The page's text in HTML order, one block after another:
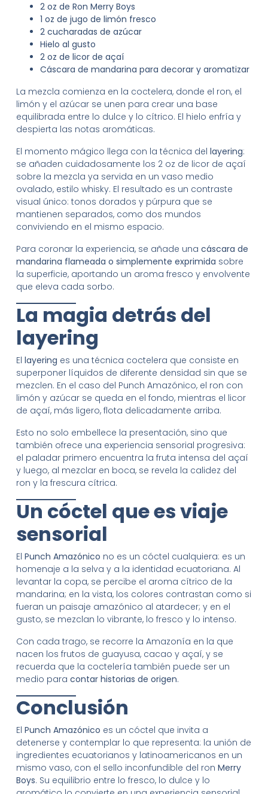
2 oz de Ron Merry Boys
1 oz de jugo de limón fresco
2 cucharadas de azúcar
Hielo al gusto
2 oz de licor de açaí
Cáscara de mandarina para decorar y aromatizar
La mezcla comienza en la coctelera, donde el ron, el
limón y el azúcar se unen para crear una base
equilibrada entre lo dulce y lo cítrico. El hielo enfría y
despierta las notas aromáticas.
El momento mágico llega con la técnica del layering:
se añaden cuidadosamente los 2 oz de licor de açaí
sobre la mezcla ya servida en un vaso medio
ovalado, estilo whisky. El resultado es un contraste
visual único: tonos dorados y púrpura que se
mantienen separados, como dos mundos
conviviendo en el mismo espacio.
Para coronar la experiencia, se añade una cáscara de
mandarina flameada o simplemente exprimida sobre
la superficie, aportando un aroma fresco y envolvente
que eleva cada sorbo.
La magia detrás del
layering
El layering es una técnica coctelera que consiste en
superponer líquidos de diferente densidad sin que se
mezclen. En el caso del Punch Amazónico, el ron con
limón y azúcar se queda en el fondo, mientras el licor
de açaí, más ligero, flota delicadamente arriba.
Esto no solo embellece la presentación, sino que
también ofrece una experiencia sensorial progresiva:
el paladar primero encuentra la fruta intensa del açaí
y luego, al mezclar en boca, se revela la calidez del
ron y la frescura cítrica.
Un cóctel que es viaje
sensorial
El Punch Amazónico no es un cóctel cualquiera: es un
homenaje a la selva y a la identidad ecuatoriana. Al
levantar la copa, se percibe el aroma cítrico de la
mandarina; en la vista, los colores contrastan como si
fueran un paisaje amazónico al atardecer; y en el
gusto, se mezclan lo vibrante, lo fresco y lo intenso.
Con cada trago, se recorre la Amazonía en la que
nacen los frutos de guayusa, cacao y açaí, y se
recuerda que la coctelería también puede ser un
medio para contar historias de origen.
Conclusión
El Punch Amazónico es un cóctel que invita a
detenerse y contemplar lo que representa: la unión de
ingredientes ecuatorianos y latinoamericanos en un
mismo vaso, con el sello inconfundible del ron Merry
Boys. Su equilibrio entre lo fresco, lo dulce y lo